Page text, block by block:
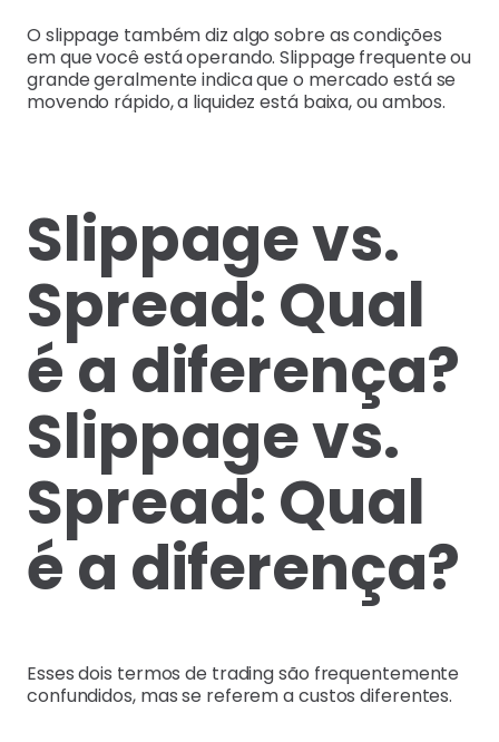
O slippage também diz algo sobre as condições
em que você está operando. Slippage frequente ou
grande geralmente indica que o mercado está se
movendo rápido, a liquidez está baixa, ou ambos.
Slippage vs.
Spread: Qual
é a diferença?
Slippage vs.
Spread: Qual
é a diferença?
Esses dois termos de trading são frequentemente
confundidos, mas se referem a custos diferentes.